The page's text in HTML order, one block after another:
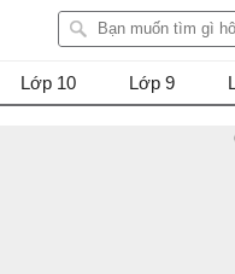
Lớp 10 Lớp 9